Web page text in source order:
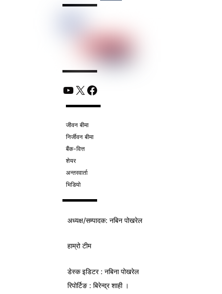
YouTube
X Facebook
जीवन बीमा
निर्जीवन बीमा
बैंक-वित्त
शेयर
अन्तरवार्ता
भिडियो
अध्यक्ष/सम्पादक: नबिन पोखरेल
हाम्रो टीम
डेस्क इडिटर : नबिना पोखरेल
रिपोर्टिङ : बिरेन्द्र शाही ।